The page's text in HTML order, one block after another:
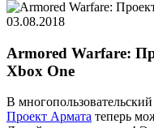
03.08.2018
Armored Warfare:
Xbox One
В
Проект Армата теперь